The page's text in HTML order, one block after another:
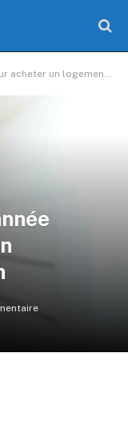
un logement neuf à Lyon